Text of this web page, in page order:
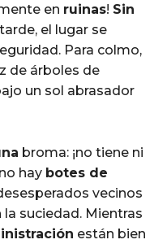
en ruinas! Sin
el lugar se
Para colmo,
de árboles de
un sol abrasador
broma: ¡no tiene ni
hay botes de
vecinos
suciedad. Mientras
están bien